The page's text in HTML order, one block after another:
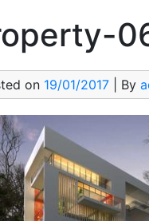
on 19/01/2017 | By